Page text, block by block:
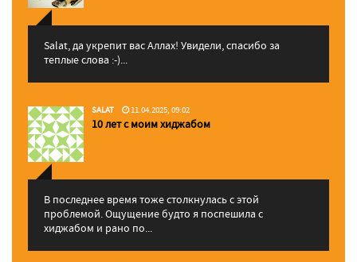
Salat, да укрепит вас Аллаx! Увидели, спасибо за
теплые слова :-)...
SALAT 11.04.2025, 09:02
10 лет с моим хиджабом
В последнее время тоже столкнулась с этой
проблемой. Ощущение будто я поспешила с
хиджабом и рано по...